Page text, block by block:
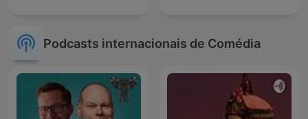
Podcasts internacionais de Comédia